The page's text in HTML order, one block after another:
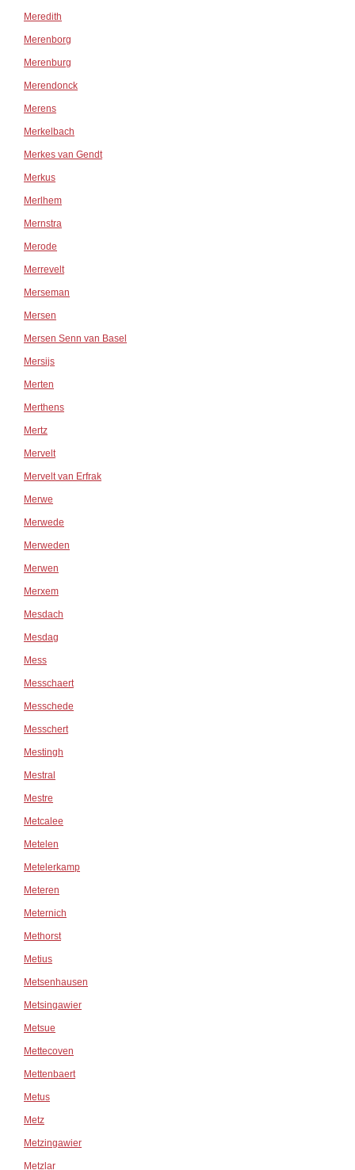
Meredith
Merenborg
Merenburg
Merendonck
Merens
Merkelbach
Merkes van Gendt
Merkus
Merlhem
Mernstra
Merode
Merrevelt
Merseman
Mersen
Mersen Senn van Basel
Mersijs
Merten
Merthens
Mertz
Mervelt
Mervelt van Erfrak
Merwe
Merwede
Merweden
Merwen
Merxem
Mesdach
Mesdag
Mess
Messchaert
Messchede
Messchert
Mestingh
Mestral
Mestre
Metcalee
Metelen
Metelerkamp
Meteren
Meternich
Methorst
Metius
Metsenhausen
Metsingawier
Metsue
Mettecoven
Mettenbaert
Metus
Metz
Metzingawier
Metzlar